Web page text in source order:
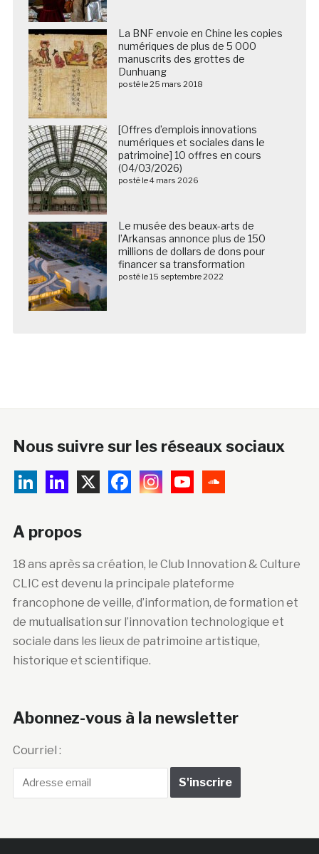
La BNF envoie en Chine les copies
numériques de plus de 5 000
manuscrits des grottes de
Dunhuang
posté le 25 mars 2018
[Offres d’emplois innovations
numériques et sociales dans le
patrimoine] 10 offres en cours
(04/03/2026)
posté le 4 mars 2026
Le musée des beaux-arts de
l’Arkansas annonce plus de 150
millions de dollars de dons pour
financer sa transformation
posté le 15 septembre 2022
Nous suivre sur les réseaux sociaux
A propos
18 ans après sa création, le Club Innovation & Culture
CLIC est devenu la principale plateforme
francophone de veille, d’information, de formation et
de mutualisation sur l’innovation technologique et
sociale dans les lieux de patrimoine artistique,
historique et scientifique.
Abonnez-vous à la newsletter
Courriel :